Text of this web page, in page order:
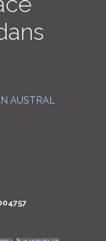
LOGIN
ENGLISH
AUSTRAL